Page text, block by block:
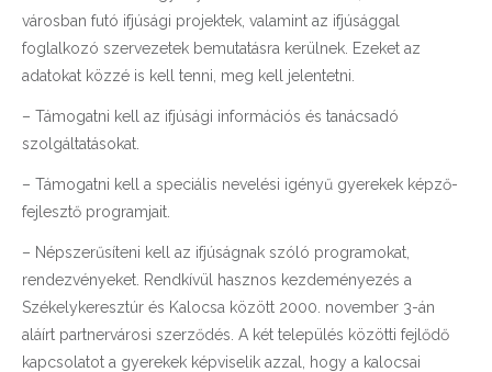
városban futó ifjúsági projektek, valamint az ifjúsággal
foglalkozó szervezetek bemutatásra kerülnek. Ezeket az
adatokat közzé is kell tenni, meg kell jelentetni.
– Támogatni kell az ifjúsági információs és tanácsadó
szolgáltatásokat.
– Támogatni kell a speciális nevelési igényű gyerekek képző-
fejlesztő programjait.
– Népszerűsíteni kell az ifjúságnak szóló programokat,
rendezvényeket. Rendkívül hasznos kezdeményezés a
Székelykeresztúr és Kalocsa között 2000. november 3-án
aláírt partnervárosi szerződés. A két település közötti fejlődő
kapcsolatot a gyerekek képviselik azzal, hogy a kalocsai